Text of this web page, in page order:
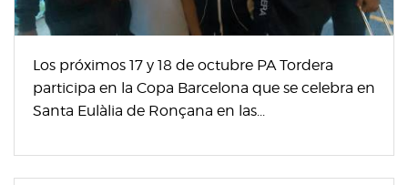
Los próximos 17 y 18 de octubre PA Tordera
participa en la Copa Barcelona que se celebra en
Santa Eulàlia de Ronçana en las...